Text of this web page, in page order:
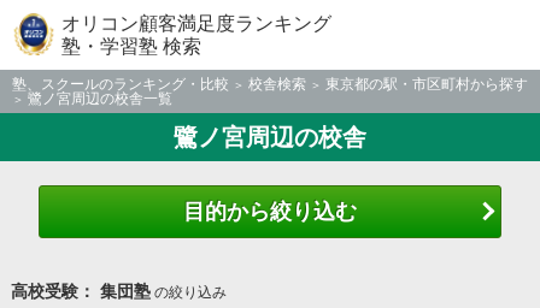
オリコン顧客満足度ランキング
塾・学習塾 検索
塾、スクールのランキング・比較 校舎検索
東京都の駅・市区町村から探す
鷺ノ宮周辺の校舎一覧
鷺ノ宮周辺の校舎
目的から絞り込む
高校受験： 集団塾の絞り込み